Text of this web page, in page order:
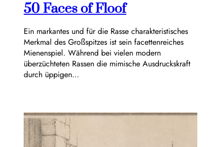
50 Faces of Floof
Ein markantes und für die Rasse charakteristisches
Merkmal des Großspitzes ist sein facettenreiches
Mienenspiel. Während bei vielen modern
überzüchteten Rassen die mimische Ausdruckskraft
durch üppigen…